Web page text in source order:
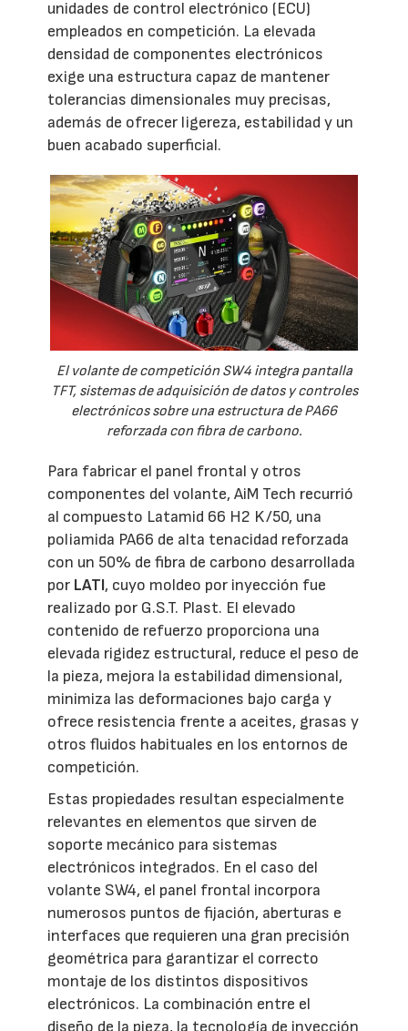
unidades de control electrónico (ECU)
empleados en competición. La elevada
densidad de componentes electrónicos
exige una estructura capaz de mantener
tolerancias dimensionales muy precisas,
además de ofrecer ligereza, estabilidad y un
buen acabado superficial.
El volante de competición SW4 integra pantalla
TFT, sistemas de adquisición de datos y controles
electrónicos sobre una estructura de PA66
reforzada con fibra de carbono.
Para fabricar el panel frontal y otros
componentes del volante, AiM Tech recurrió
al compuesto Latamid 66 H2 K/50, una
poliamida PA66 de alta tenacidad reforzada
con un 50% de fibra de carbono desarrollada
por LATI, cuyo moldeo por inyección fue
realizado por G.S.T. Plast. El elevado
contenido de refuerzo proporciona una
elevada rigidez estructural, reduce el peso de
la pieza, mejora la estabilidad dimensional,
minimiza las deformaciones bajo carga y
ofrece resistencia frente a aceites, grasas y
otros fluidos habituales en los entornos de
competición.
Estas propiedades resultan especialmente
relevantes en elementos que sirven de
soporte mecánico para sistemas
electrónicos integrados. En el caso del
volante SW4, el panel frontal incorpora
numerosos puntos de fijación, aberturas e
interfaces que requieren una gran precisión
geométrica para garantizar el correcto
montaje de los distintos dispositivos
electrónicos. La combinación entre el
diseño de la pieza, la tecnología de inyección